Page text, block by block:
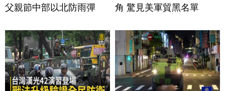
父親節中部以北防雨彈
角 驚見美軍貿黑名單